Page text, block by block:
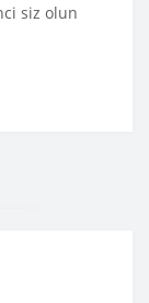
siz olun